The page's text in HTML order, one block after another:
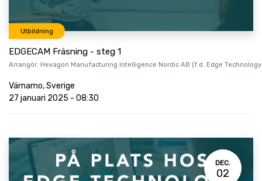
Utbildning
EDGECAM Fräsning - steg 1
Arrangör: Hexagon Manufacturing Intelligence Nordic AB (f.d. Edge
Värnamo,Sverige
27 januari 2025 - 08:30
DEC.
02